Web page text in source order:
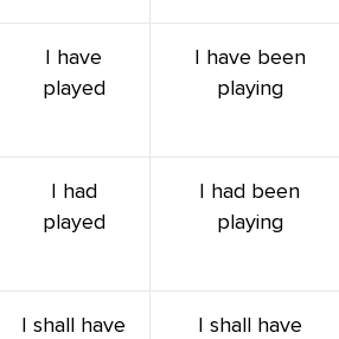
I have
played
I have been
playing
I had
played
I had been
playing
I shall have
I shall have